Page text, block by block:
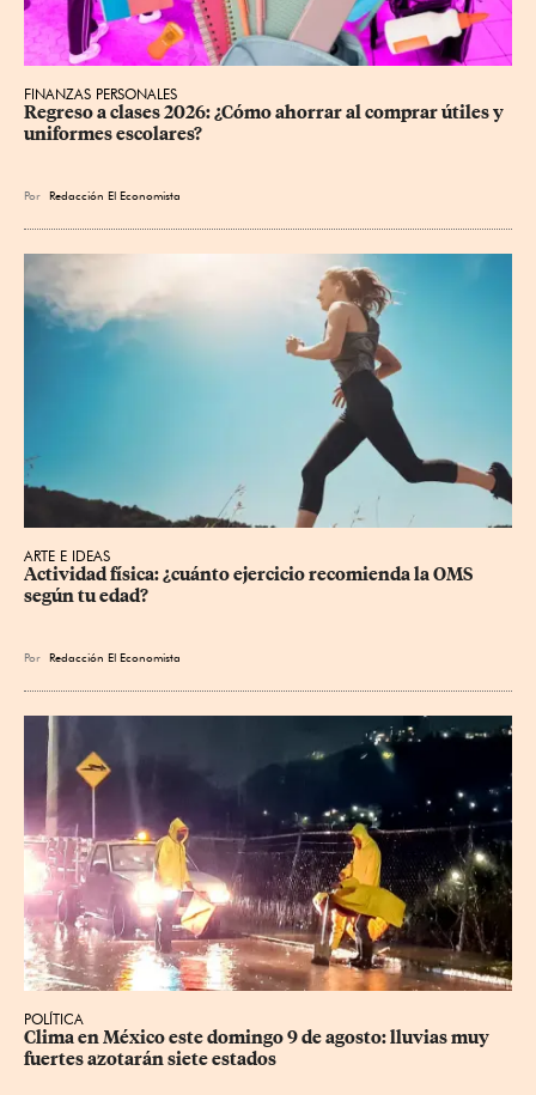
FINANZAS PERSONALES
Regreso a clases 2026: ¿Cómo ahorrar al comprar útiles y
uniformes escolares?
Por Redacción El Economista
ARTE E IDEAS
Actividad física: ¿cuánto ejercicio recomienda la OMS
según tu edad?
Por Redacción El Economista
POLÍTICA
Clima en México este domingo 9 de agosto: lluvias muy
fuertes azotarán siete estados